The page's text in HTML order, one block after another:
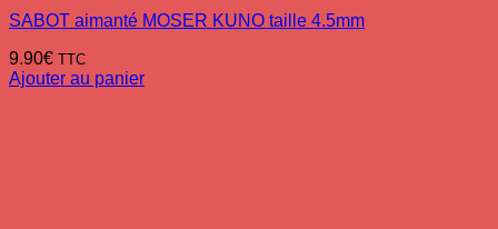
SABOT aimanté MOSER KUNO taille 4.5mm
9.90€ TTC
Ajouter au panier